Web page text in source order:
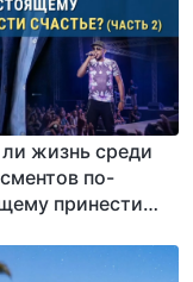
жизнь среди
по-
принести